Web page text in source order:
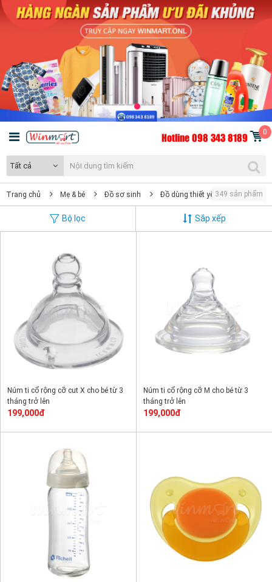
Hotline 098 343 8189 0
Tất cả
Trang chủ Mẹ & bé Đồ sơ sinh Đồ dùng thiết yếu349 sản phẩm
Bộ lọc Sắp xếp
Núm ti cổ rộng cỡ cut X cho bé từ 3
tháng trở lên
199,000đ
Núm ti cổ rộng cỡ M cho bé từ 3
tháng trở lên
199,000đ